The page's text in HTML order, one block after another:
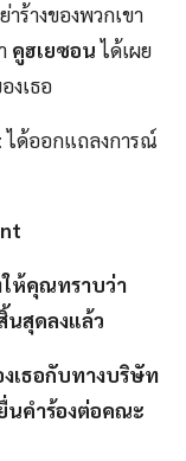
ร้างของพวกเขา
คูฮเยซอนได้เผย
งเธอ
ได้ออกแถลงการณ์
ให้คุณทราบว่า
สุดลงแล้ว
เธอกับทางบริษัท
นคำร้องต่อคณะ